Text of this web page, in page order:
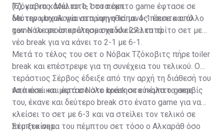
(6), για να κάνει το 1-1 στα σετ.
Τζόκοβιτς. Μάλιστα, στο πέμπτο game έφτασε σε
δεύτερο break για να προηγηθεί με 4-1 έπειτα από
game το οποίο κράτησε σχεδόν 27 λεπτά.
Με την ψυχολογία στα ύψη ο Ισπανός πίεσε και άλλο
τον Νόλε με αποτέλεσμα να κλείσει το τρίτο σετ με
νέο break για να κάνει το 2-1 με 6-1.
Μετά το τέλος του σετ ο Νόβακ Τζόκοβιτς πήρε toiler
break και επέστρεψε για τη συνέχεια του τελικού. Ο
τεράστιος Σέρβος έδειξε από την αρχή τη διάθεσή του
να πιέσει και έφτασε στο break στο πέμπτο game.
Από εκεί και μετά ο Νόλε κράτησε εύκολα το σερβίς
του, έκανε και δεύτερο break στο ένατο game για να
κλείσει το σετ με 6-3 και να στείλει τον τελικό σε
πέμπτο σετ.
Στο ξεκίνημα του πέμπτου σετ τόσο ο Αλκαράθ όσο